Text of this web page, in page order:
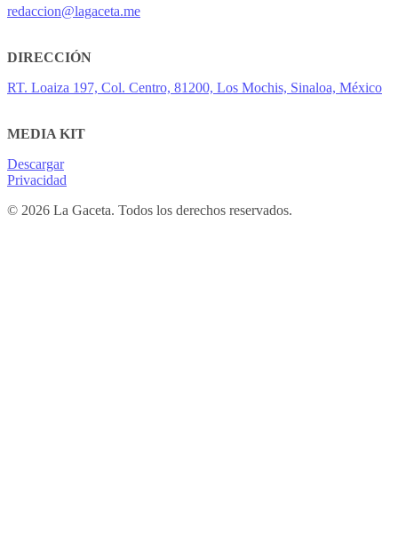
redaccion@lagaceta.me
DIRECCIÓN
RT. Loaiza 197, Col. Centro, 81200, Los Mochis, Sinaloa, México
MEDIA KIT
Descargar
Privacidad
© 2026 La Gaceta. Todos los derechos reservados.